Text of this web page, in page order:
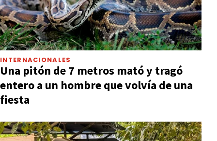
INTERNACIONALES
Una pitón de 7 metros mató y tragó
entero a un hombre que volvía de una
fiesta